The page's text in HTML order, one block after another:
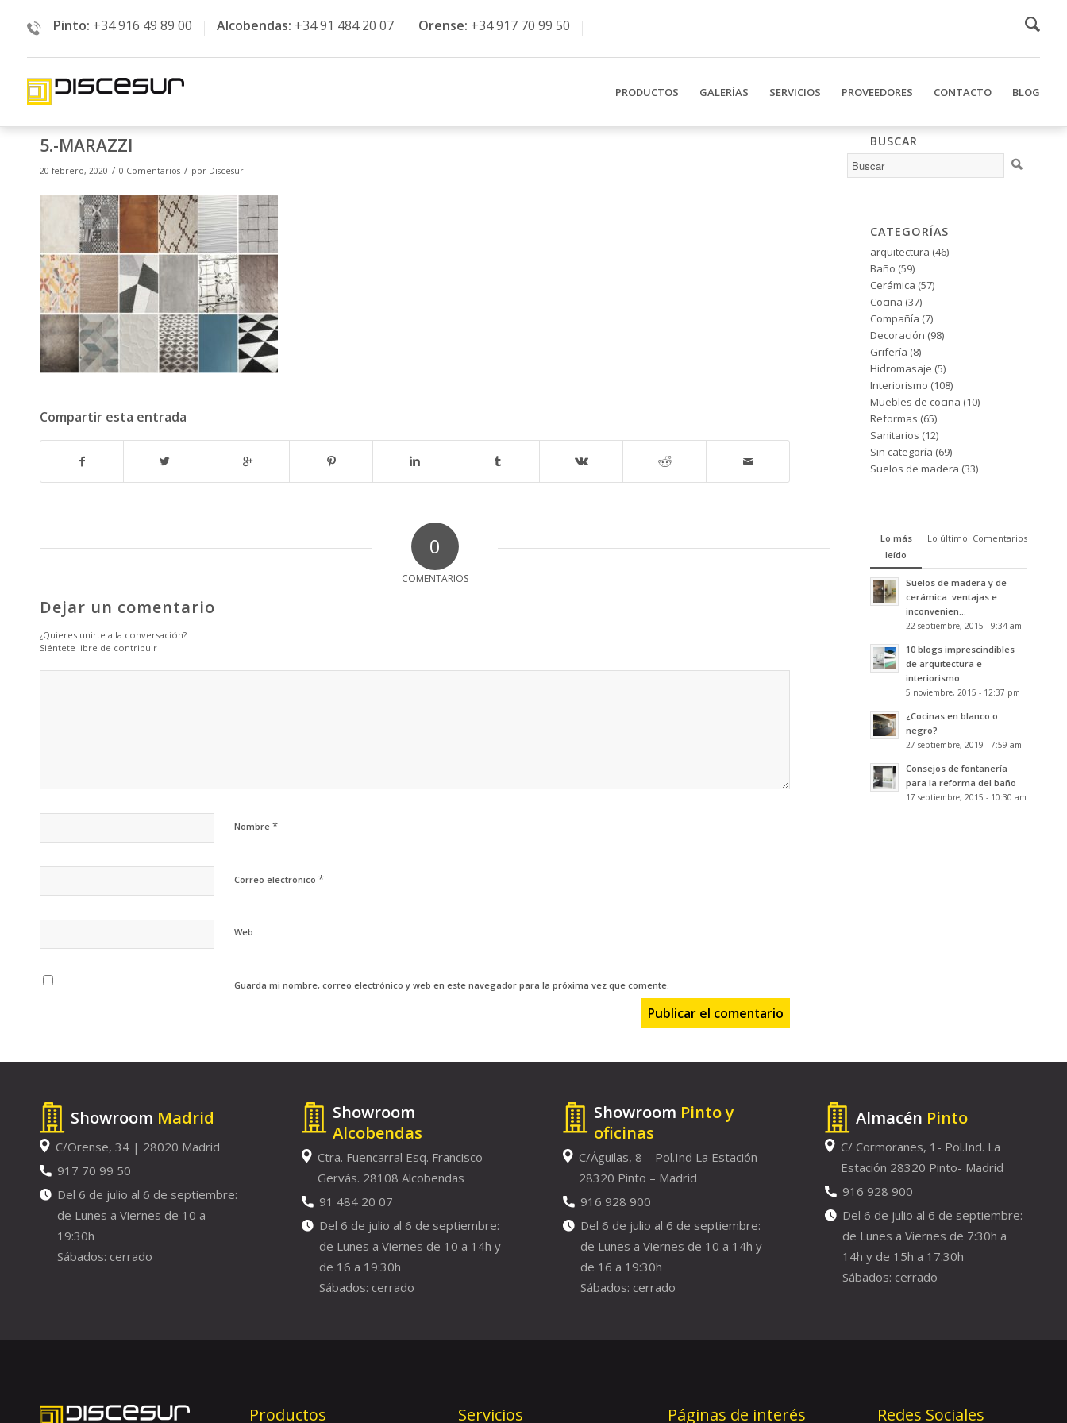
Pinto: +34 916 49 89 00 Alcobendas: +34 91 484 20 07 Orense: +34 917 70 99 50
PRODUCTOS GALERÍAS SERVICIOS PROVEEDORES CONTACTO BLOG
5.-MARAZZI
20 febrero, 2020 / 0 Comentarios / por Discesur
Compartir esta entrada
0
COMENTARIOS
Dejar un comentario
¿Quieres unirte a la conversación?
Siéntete libre de contribuir
Nombre *
Correo electrónico *
Web
Guarda mi nombre, correo electrónico y web en este navegador para la próxima vez que comente.
BUSCAR
CATEGORÍAS
arquitectura (46)
Baño (59)
Cerámica (57)
Cocina (37)
Compañía (7)
Decoración (98)
Grifería (8)
Hidromasaje (5)
Interiorismo (108)
Muebles de cocina (10)
Reformas (65)
Sanitarios (12)
Sin categoría (69)
Suelos de madera (33)
Lo más
leído
Lo último Comentarios
Suelos de madera y de
cerámica: ventajas e
inconvenien...
22 septiembre, 2015 - 9:34 am
10 blogs imprescindibles
de arquitectura e
interiorismo
5 noviembre, 2015 - 12:37 pm
¿Cocinas en blanco o
negro?
27 septiembre, 2019 - 7:59 am
Consejos de fontanería
para la reforma del baño
17 septiembre, 2015 - 10:30 am
Showroom Madrid
C/Orense, 34 | 28020 Madrid
917 70 99 50
Del 6 de julio al 6 de septiembre:
de Lunes a Viernes de 10 a
19:30h
Sábados: cerrado
Showroom
Alcobendas
Ctra. Fuencarral Esq. Francisco
Gervás. 28108 Alcobendas
91 484 20 07
Del 6 de julio al 6 de septiembre:
de Lunes a Viernes de 10 a 14h y
de 16 a 19:30h
Sábados: cerrado
Showroom Pinto y
oficinas
C/Águilas, 8 – Pol.Ind La Estación
28320 Pinto – Madrid
916 928 900
Del 6 de julio al 6 de septiembre:
de Lunes a Viernes de 10 a 14h y
de 16 a 19:30h
Sábados: cerrado
Almacén Pinto
C/ Cormoranes, 1- Pol.Ind. La
Estación 28320 Pinto- Madrid
916 928 900
Del 6 de julio al 6 de septiembre:
de Lunes a Viernes de 7:30h a
14h y de 15h a 17:30h
Sábados: cerrado
Productos Servicios Páginas de interés Redes Sociales